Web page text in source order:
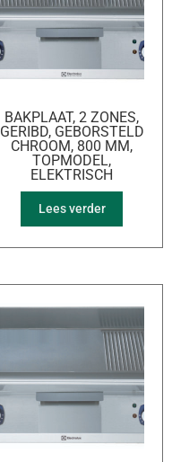
BAKPLAAT, 2 ZONES,
GERIBD, GEBORSTELD
CHROOM, 800 MM,
TOPMODEL,
ELEKTRISCH
Lees verder